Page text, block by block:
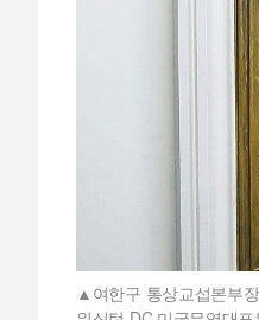
여한구 통상교섭본부